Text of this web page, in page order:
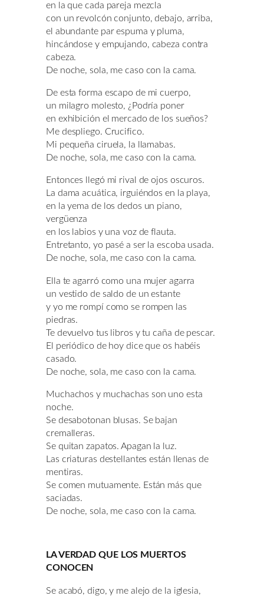
en la que cada pareja mezcla
con un revolcón conjunto, debajo, arriba,
el abundante par espuma y pluma,
hincándose y empujando, cabeza contra
cabeza.
De noche, sola, me caso con la cama.
De esta forma escapo de mi cuerpo,
un milagro molesto, ¿Podría poner
en exhibición el mercado de los sueños?
Me despliego. Crucifico.
Mi pequeña ciruela, la llamabas.
De noche, sola, me caso con la cama.
Entonces llegó mi rival de ojos oscuros.
La dama acuática, irguiéndos en la playa,
en la yema de los dedos un piano,
vergüenza
en los labios y una voz de flauta.
Entretanto, yo pasé a ser la escoba usada.
De noche, sola, me caso con la cama.
Ella te agarró como una mujer agarra
un vestido de saldo de un estante
y yo me rompí como se rompen las
piedras.
Te devuelvo tus libros y tu caña de pescar.
El periódico de hoy dice que os habéis
casado.
De noche, sola, me caso con la cama.
Muchachos y muchachas son uno esta
noche.
Se desabotonan blusas. Se bajan
cremalleras.
Se quitan zapatos. Apagan la luz.
Las criaturas destellantes están llenas de
mentiras.
Se comen mutuamente. Están más que
saciadas.
De noche, sola, me caso con la cama.
LA VERDAD QUE LOS MUERTOS
CONOCEN
Se acabó, digo, y me alejo de la iglesia,